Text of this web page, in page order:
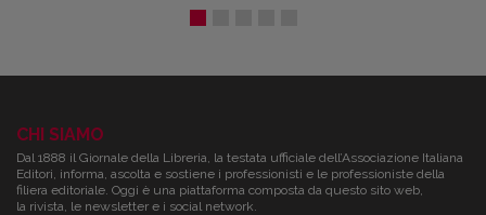
CHI SIAMO
Dal 1888 il Giornale della Libreria, la testata ufficiale dell’Associazione Italiana
Editori, informa, ascolta e sostiene i professionisti e le professioniste della
filiera editoriale. Oggi è una piattaforma composta da questo sito web,
la rivista, le newsletter e i social network.